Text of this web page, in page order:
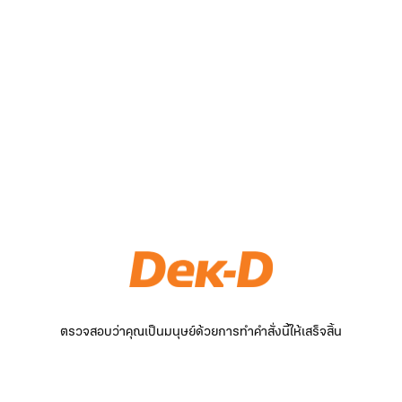
ตรวจสอบว่าคุณเป็นมนุษย์ด้วยการทำคำสั่งนี้ให้เสร็จสิ้น